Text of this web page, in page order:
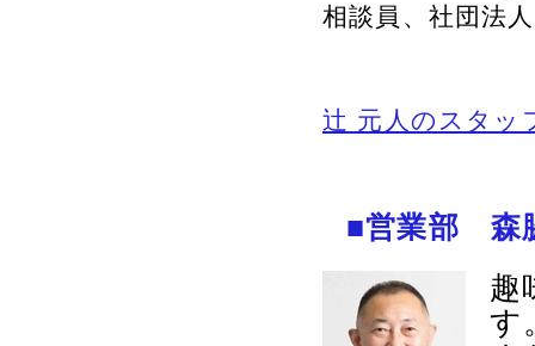
相談員、社団法
辻 元人のスタッ
■営業部 森
趣
す